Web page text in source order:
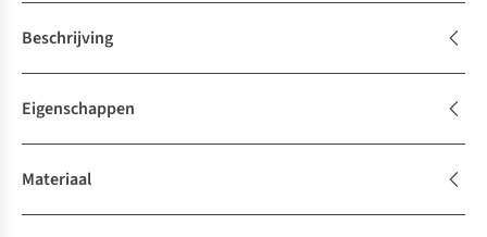
Beschrijving
Eigenschappen
Materiaal